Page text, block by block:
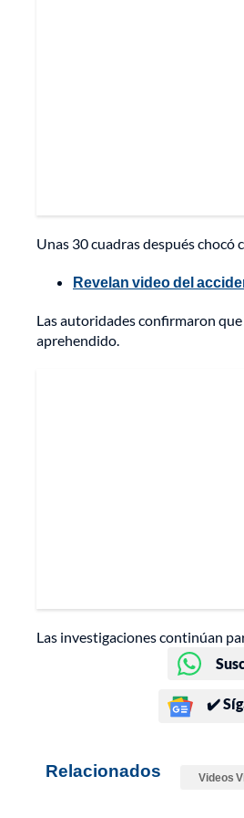
Unas 30 cuadras después
Revelan video del
Las autoridades confirmaron
aprehendido.
Las investigaciones continúan
✔️
Relacionados Videos